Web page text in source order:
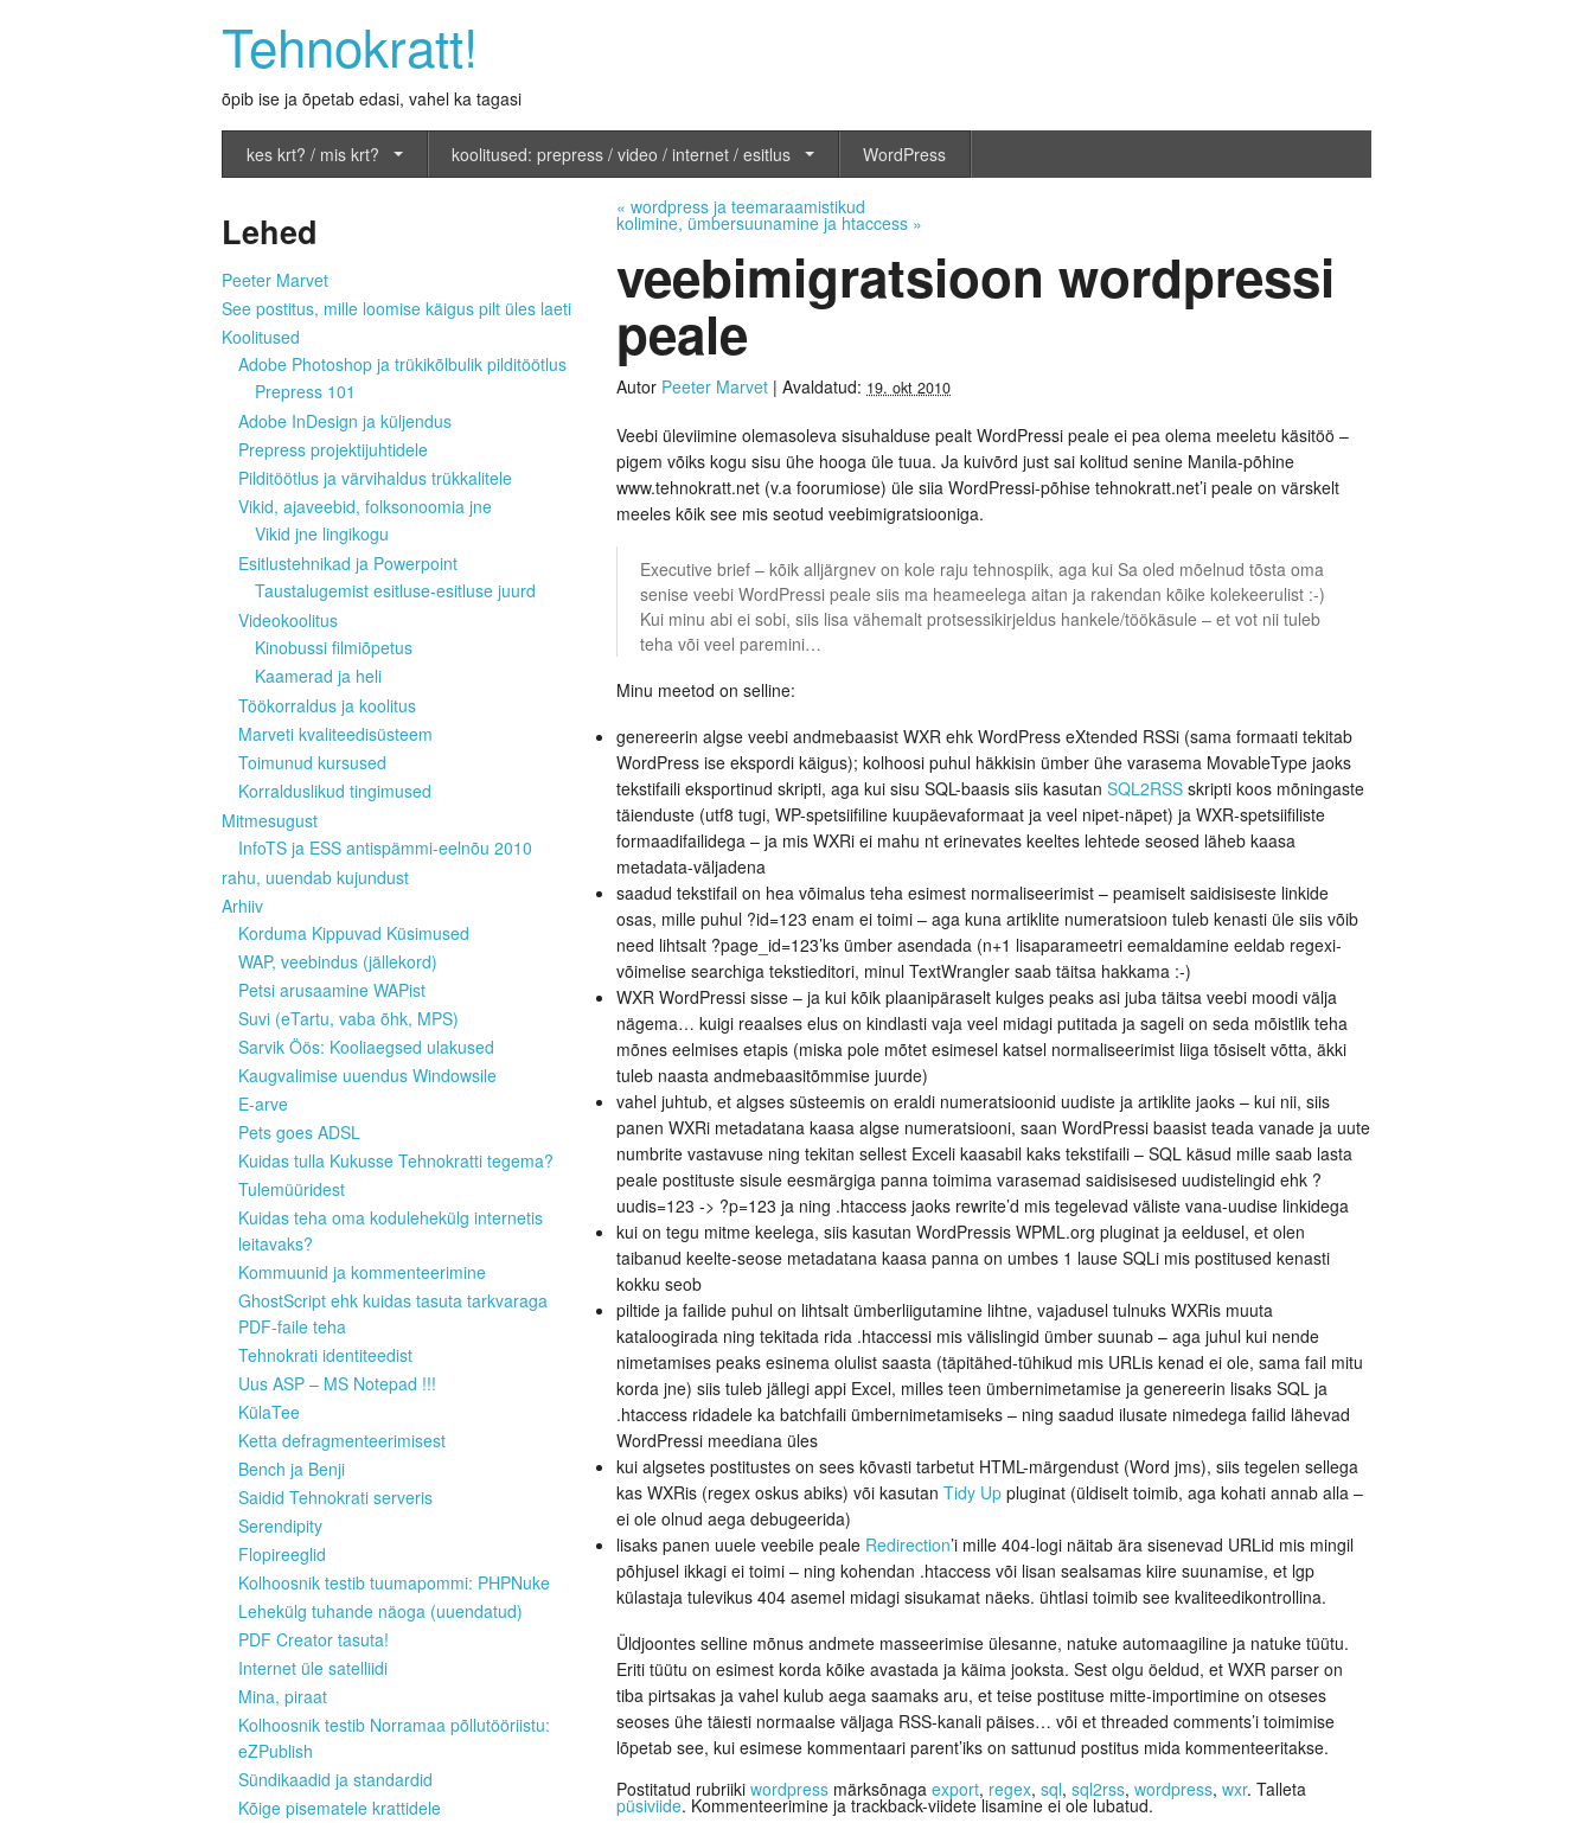
Tehnokratt!
õpib ise ja õpetab edasi, vahel ka tagasi
kes krt? / mis krt? koolitused: prepress / video / internet / esitlus WordPress
« wordpress ja teemaraamistikud
kolimine, ümbersuunamine ja htaccess »
veebimigratsioon wordpressi
peale
Autor Peeter Marvet |Avaldatud: 19. okt 2010
Veebi üleviimine olemasoleva sisuhalduse pealt WordPressi peale ei pea olema meeletu käsitöö –
pigem võiks kogu sisu ühe hooga üle tuua. Ja kuivõrd just sai kolitud senine Manila-põhine
www.tehnokratt.net (v.a foorumiose) üle siia WordPressi-põhise tehnokratt.net’i peale on värskelt
meeles kõik see mis seotud veebimigratsiooniga.
Executive brief – kõik alljärgnev on kole raju tehnospiik, aga kui Sa oled mõelnud tõsta oma
senise veebi WordPressi peale siis ma heameelega aitan ja rakendan kõike kolekeerulist :-)
Kui minu abi ei sobi, siis lisa vähemalt protsessikirjeldus hankele/töökäsule – et vot nii tuleb
teha või veel paremini…
Minu meetod on selline:
genereerin algse veebi andmebaasist WXR ehk WordPress eXtended RSSi (sama formaati tekitab
WordPress ise ekspordi käigus); kolhoosi puhul häkkisin ümber ühe varasema MovableType jaoks
tekstifaili eksportinud skripti, aga kui sisu SQL-baasis siis kasutanSQL2RSS skripti koos mõningaste
täienduste (utf8 tugi, WP-spetsiifiline kuupäevaformaat ja veel nipet-näpet) ja WXR-spetsiifiliste
formaadifailidega – ja mis WXRi ei mahu nt erinevates keeltes lehtede seosed läheb kaasa
metadata-väljadena
saadud tekstifail on hea võimalus teha esimest normaliseerimist – peamiselt saidisiseste linkide
osas, mille puhul ?id=123 enam ei toimi – aga kuna artiklite numeratsioon tuleb kenasti üle siis võib
need lihtsalt ?page_id=123’ks ümber asendada (n+1 lisaparameetri eemaldamine eeldab regexi-
võimelise searchiga tekstieditori, minul TextWrangler saab täitsa hakkama :-)
WXR WordPressi sisse – ja kui kõik plaanipäraselt kulges peaks asi juba täitsa veebi moodi välja
nägema… kuigi reaalses elus on kindlasti vaja veel midagi putitada ja sageli on seda mõistlik teha
mõnes eelmises etapis (miska pole mõtet esimesel katsel normaliseerimist liiga tõsiselt võtta, äkki
tuleb naasta andmebaasitõmmise juurde)
vahel juhtub, et algses süsteemis on eraldi numeratsioonid uudiste ja artiklite jaoks – kui nii, siis
panen WXRi metadatana kaasa algse numeratsiooni, saan WordPressi baasist teada vanade ja uute
numbrite vastavuse ning tekitan sellest Exceli kaasabil kaks tekstifaili – SQL käsud mille saab lasta
peale postituste sisule eesmärgiga panna toimima varasemad saidisisesed uudistelingid ehk ?
uudis=123 -> ?p=123 ja ning .htaccess jaoks rewrite’d mis tegelevad väliste vana-uudise linkidega
kui on tegu mitme keelega, siis kasutan WordPressis WPML.org pluginat ja eeldusel, et olen
taibanud keelte-seose metadatana kaasa panna on umbes 1 lause SQLi mis postitused kenasti
kokku seob
piltide ja failide puhul on lihtsalt ümberliigutamine lihtne, vajadusel tulnuks WXRis muuta
kataloogirada ning tekitada rida .htaccessi mis välislingid ümber suunab – aga juhul kui nende
nimetamises peaks esinema olulist saasta (täpitähed-tühikud mis URLis kenad ei ole, sama fail mitu
korda jne) siis tuleb jällegi appi Excel, milles teen ümbernimetamise ja genereerin lisaks SQL ja
.htaccess ridadele ka batchfaili ümbernimetamiseks – ning saadud ilusate nimedega failid lähevad
WordPressi meediana üles
kui algsetes postitustes on sees kõvasti tarbetut HTML-märgendust (Word jms), siis tegelen sellega
kas WXRis (regex oskus abiks) või kasutanTidy Up pluginat (üldiselt toimib, aga kohati annab alla –
ei ole olnud aega debugeerida)
lisaks panen uuele veebile peale Redirection’i mille 404-logi näitab ära sisenevad URLid mis mingil
põhjusel ikkagi ei toimi – ning kohendan .htaccess või lisan sealsamas kiire suunamise, et lgp
külastaja tulevikus 404 asemel midagi sisukamat näeks. ühtlasi toimib see kvaliteedikontrollina.
Üldjoontes selline mõnus andmete masseerimise ülesanne, natuke automaagiline ja natuke tüütu.
Eriti tüütu on esimest korda kõike avastada ja käima jooksta. Sest olgu öeldud, et WXR parser on
tiba pirtsakas ja vahel kulub aega saamaks aru, et teise postituse mitte-importimine on otseses
seoses ühe täiesti normaalse väljaga RSS-kanali päises… või et threaded comments’i toimimise
lõpetab see, kui esimese kommentaari parent’iks on sattunud postitus mida kommenteeritakse.
Postitatud rubriikiwordpress märksõnagaexport, regex,sql,sql2rss,wordpress,wxr. Talleta
püsiviide. Kommenteerimine ja trackback-viidete lisamine ei ole lubatud.
Lehed
Peeter Marvet
See postitus, mille loomise käigus pilt üles laeti
Koolitused
Adobe Photoshop ja trükikõlbulik pilditöötlus
Prepress 101
Adobe InDesign ja küljendus
Prepress projektijuhtidele
Pilditöötlus ja värvihaldus trükkalitele
Vikid, ajaveebid, folksonoomia jne
Vikid jne lingikogu
Esitlustehnikad ja Powerpoint
Taustalugemist esitluse-esitluse juurd
Videokoolitus
Kinobussi filmiõpetus
Kaamerad ja heli
Töökorraldus ja koolitus
Marveti kvaliteedisüsteem
Toimunud kursused
Korralduslikud tingimused
Mitmesugust
InfoTS ja ESS antispämmi-eelnõu 2010
rahu, uuendab kujundust
Arhiiv
Korduma Kippuvad Küsimused
WAP, veebindus (jällekord)
Petsi arusaamine WAPist
Suvi (eTartu, vaba õhk, MPS)
Sarvik Öös: Kooliaegsed ulakused
Kaugvalimise uuendus Windowsile
E-arve
Pets goes ADSL
Kuidas tulla Kukusse Tehnokratti tegema?
Tulemüüridest
Kuidas teha oma kodulehekülg internetis
leitavaks?
Kommuunid ja kommenteerimine
GhostScript ehk kuidas tasuta tarkvaraga
PDF-faile teha
Tehnokrati identiteedist
Uus ASP – MS Notepad !!!
KülaTee
Ketta defragmenteerimisest
Bench ja Benji
Saidid Tehnokrati serveris
Serendipity
Flopireeglid
Kolhoosnik testib tuumapommi: PHPNuke
Lehekülg tuhande näoga (uuendatud)
PDF Creator tasuta!
Internet üle satelliidi
Mina, piraat
Kolhoosnik testib Norramaa põllutööriistu:
eZPublish
Sündikaadid ja standardid
Kõige pisematele krattidele